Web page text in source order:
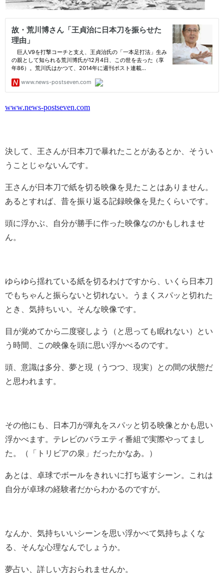
www.news-postseven.com
決して、王さんが日本刀で暴れたことがあるとか、そうい
うことじゃないんです。
王さんが日本刀で紙を切る映像を見たことはありません。
あるとすれば、昔を振り返る記録映像を見たくらいです。
頭に浮かぶ、自分が勝手に作った映像なのかもしれませ
ん。
ゆらゆら揺れている紙を切るわけですから、いくら日本刀
でもちゃんと振らないと切れない。うまくスパッと切れた
とき、気持ちいい。そんな映像です。
目が覚めてから二度寝しよう（と思っても眠れない）とい
う時間、この映像を頭に思い浮かべるのです。
頭、意識は多分、夢と現（うつつ、現実）との間の状態だ
と思われます。
その他にも、日本刀が弾丸をスパッと切る映像とかも思い
浮かべます。テレビのバラエティ番組で実際やってまし
た。（「トリビアの泉」だったかなあ。）
あとは、卓球でボールをきれいに打ち返すシーン。これは
自分が卓球の経験者だからわかるのですが。
なんか、気持ちいいシーンを思い浮かべて気持ちよくな
る、そんな心理なんでしょうか。
夢占い、詳しい方おられませんか。